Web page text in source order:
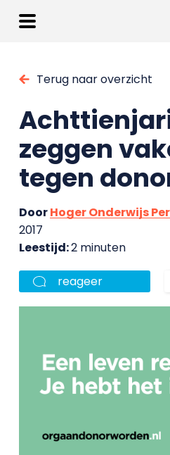
Terug naar overzicht
zeggen
tegen
DoorHoger Onderwijs
2017
Leestijd:2 minuten
reageer